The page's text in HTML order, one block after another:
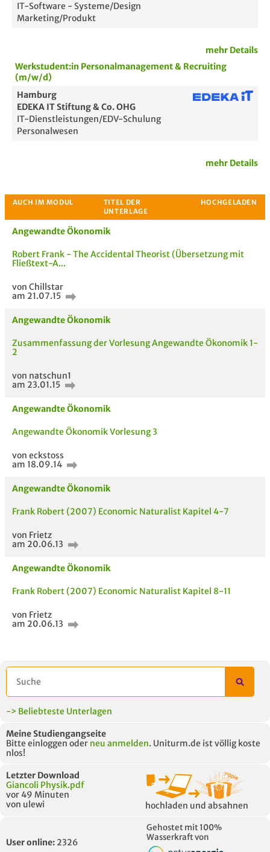
Passende Stellenanzeigen
IT-Software - Systeme/Design
Marketing/Produkt
mehr Details
Werkstudent:in Personalmanagement & Recruiting
(m/w/d)
Hamburg
EDEKA IT Stiftung & Co. OHG
IT-Dienstleistungen/EDV-Schulung
Personalwesen
mehr Details
UNTERLAGE
Angewandte Ökonomik
Robert Frank - The Accidental Theorist (Übersetzung mit
Fließtext-A...
von Chillstar
am 21.07.15
Angewandte Ökonomik
Zusammenfassung der Vorlesung Angewandte Ökonomik 1-
2
von natschun1
am 23.01.15
Angewandte Ökonomik
Angewandte Ökonomik Vorlesung 3
von eckstoss
am 18.09.14
Angewandte Ökonomik
Frank Robert (2007) Economic Naturalist Kapitel 4-7
von Frietz
am 20.06.13
Angewandte Ökonomik
Frank Robert (2007) Economic Naturalist Kapitel 8-11
von Frietz
am 20.06.13
-> Beliebteste Unterlagen
Meine Studiengangseite
Bitte einloggen oder neu anmelden. Uniturm.de ist völlig koste
nlos!
Letzter Download
Giancoli Physik.pdf
vor 49 Minuten
von ulewi
hochladen und absahnen
User online: 2326
Gehostet mit 100%
Wasserkraft von